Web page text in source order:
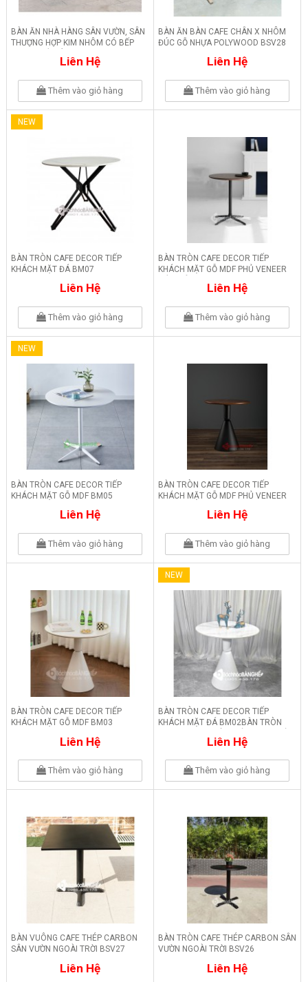
BÀN ĂN NHÀ HÀNG SÂN VƯỜN, SÂN
THƯỢNG HỢP KIM NHÔM CÓ BẾP
Liên Hệ
Thêm vào giỏ hàng
BÀN ĂN BÀN CAFE CHÂN X NHÔM
ĐÚC GỖ NHỰA POLYWOOD BSV28
Liên Hệ
Thêm vào giỏ hàng
NEW
BÀN TRÒN CAFE DECOR TIẾP
KHÁCH MẶT ĐÁ BM07
Liên Hệ
Thêm vào giỏ hàng
BÀN TRÒN CAFE DECOR TIẾP
KHÁCH MẶT GỖ MDF PHỦ VENEER
Liên Hệ
Thêm vào giỏ hàng
NEW
BÀN TRÒN CAFE DECOR TIẾP
KHÁCH MẶT GỖ MDF BM05
Liên Hệ
Thêm vào giỏ hàng
BÀN TRÒN CAFE DECOR TIẾP
KHÁCH MẶT GỖ MDF PHỦ VENEER
Liên Hệ
Thêm vào giỏ hàng
BÀN TRÒN CAFE DECOR TIẾP
KHÁCH MẶT GỖ MDF BM03
Liên Hệ
Thêm vào giỏ hàng
NEW
BÀN TRÒN CAFE DECOR TIẾP
KHÁCH MẶT ĐÁ BM02BÀN TRÒN
Liên Hệ
Thêm vào giỏ hàng
BÀN VUÔNG CAFE THÉP CARBON
SÂN VƯỜN NGOÀI TRỜI BSV27
Liên Hệ
BÀN TRÒN CAFE THÉP CARBON SÂN
VƯỜN NGOÀI TRỜI BSV26
Liên Hệ